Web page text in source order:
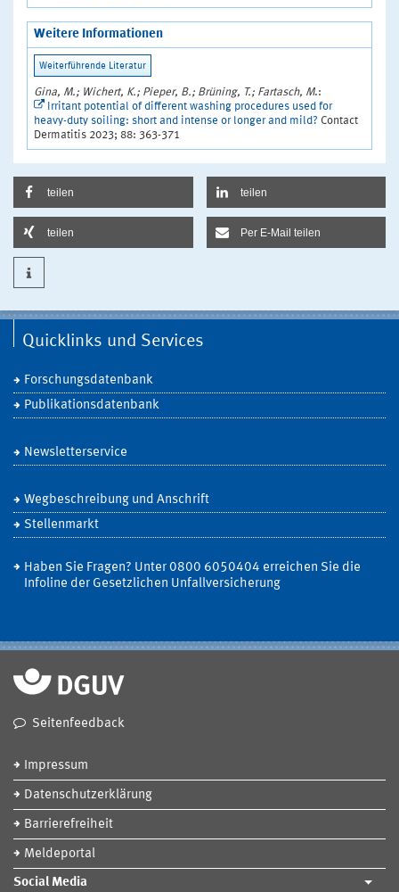
Weitere Informationen
Gina, M.; Wichert, K.; Pieper, B.; Brüning, T.; Fartasch, M.:
Irritant potential of different washing procedures used for
heavy-duty soiling: short and intense or longer and mild? Contact
Dermatitis 2023; 88: 363-371
teilen teilen
teilen Per E-Mail teilen
Quicklinks und Services
Forschungsdatenbank
Publikationsdatenbank
Newsletterservice
Wegbeschreibung und Anschrift
Stellenmarkt
Haben Sie Fragen? Unter 0800 6050404 erreichen Sie die
Infoline der Gesetzlichen Unfallversicherung
Seitenfeedback
Impressum
Datenschutzerklärung
Barrierefreiheit
Meldeportal
Social Media